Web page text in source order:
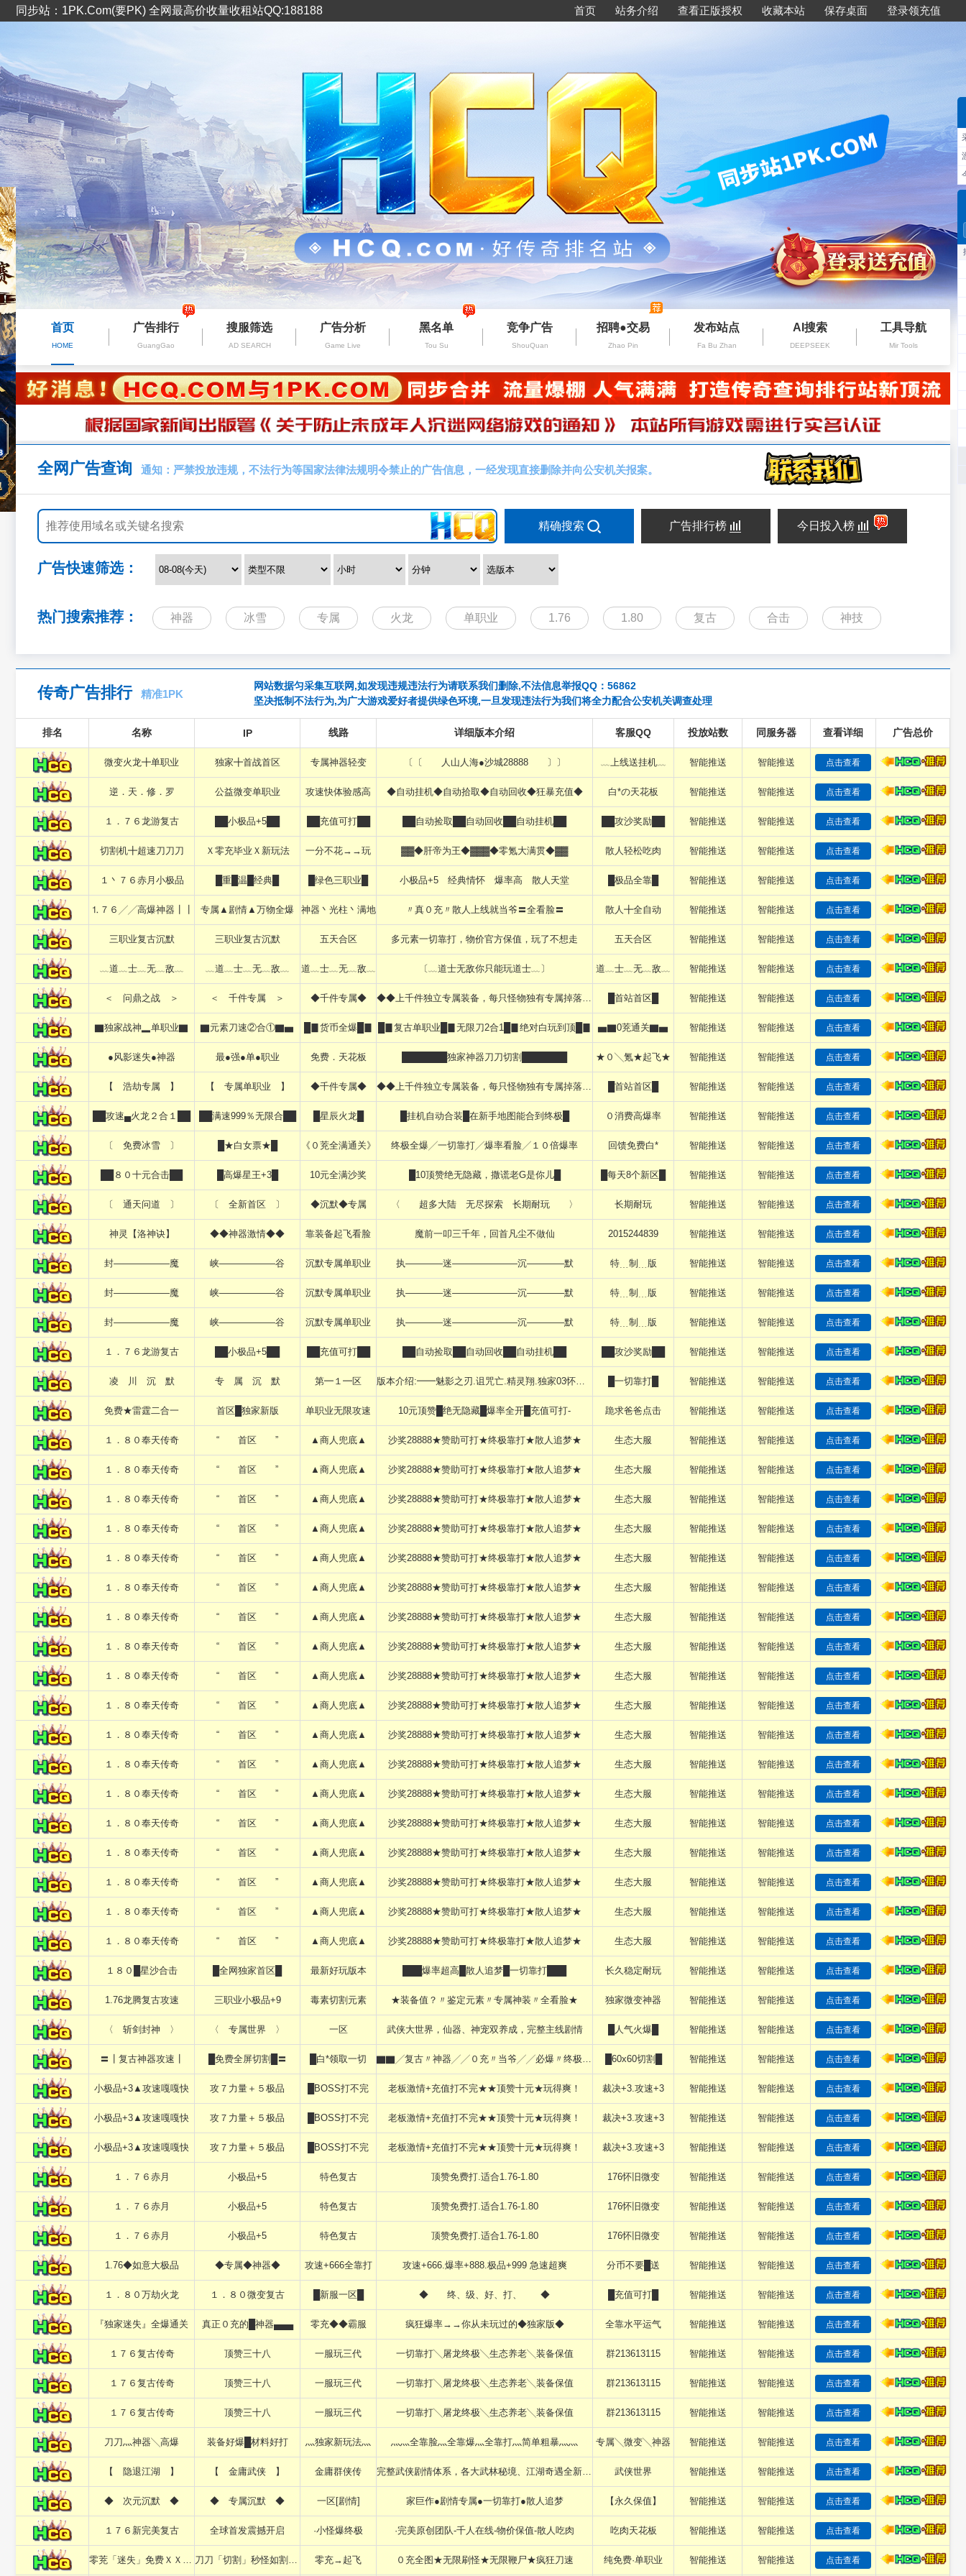
同步站：1PK.Com(要PK) 全网最高价收量收租站QQ:188188 首页 站务介绍 查看正版授权 收藏本站 保存桌面 登录领充值
首页
HOME
广告排行
GuangGao
搜服筛选
AD SEARCH
广告分析
Game Live
黑名单
Tou Su
竞争广告
ShouQuan
招聘●交易
Zhao Pin
发布站点
Fa Bu Zhan
AI搜索
DEEPSEEK
工具导航
Mir Tools
全网广告查询 通知：严禁投放违规，不法行为等国家法律法规明令禁止的广告信息，一经发现直接删除并向公安机关报案。
精确搜索 广告排行榜 今日投入榜
广告快速筛选：
热门搜索推荐： 神器 冰雪 专属 火龙 单职业 1.76 1.80 复古 合击 神技
传奇广告排行 精准1PK
网站数据匀采集互联网,如发现违规违法行为请联系我们删除,不法信息举报QQ：56862
坚决抵制不法行为,为广大游戏爱好者提供绿色环境,一旦发现违法行为我们将全力配合公安机关调查处理
排名 名称 IP 线路 详细版本介绍 客服QQ 投放站数 同服务器 查看详细 广告总价
微变火龙╋单职业 独家╋首战首区 专属神器轻变 〔〔 人山人海●沙城28888 〕〕 ﹏上线送挂机﹏ 智能推送 智能推送 点击查看
逆．天．修．罗 公益微变单职业 攻速快体验感高 ◆自动挂机◆自动拾取◆自动回收◆狂暴充值◆ 白*の天花板 智能推送 智能推送 点击查看
１．７６龙游复古 ██小极品+5██ ██充值可打██ ██自动捡取██自动回收██自动挂机██ ██攻沙奖励██ 智能推送 智能推送 点击查看
切割机╋超速刀刀刀 Ｘ零充毕业Ｘ新玩法 一分不花→→玩 ▓▓◆肝帝为王◆▓▓▓◆零氪大满贯◆▓▓ 散人轻松吃肉 智能推送 智能推送 点击查看
１丶７６赤月小极品 █重█温█经典█ █绿色三职业█ ゞ小极品+5ゞ经典情怀ゞ爆率高ゞ散人天堂ゞ █极品全靠█ 智能推送 智能推送 点击查看
⒈７６╱╱高爆神器┃┃ 专属▲剧情▲万物全爆 神器丶光柱丶满地 〃真０充〃散人上线就当爷〓全看脸〓 散人╋全自动 智能推送 智能推送 点击查看
三职业复古沉默 三职业复古沉默 五天合区 多元素一切靠打，物价官方保值，玩了不想走 五天合区 智能推送 智能推送 点击查看
﹏道﹏士﹏无﹏敌﹏ ﹏道﹏士﹏无﹏敌﹏ 道﹏士﹏无﹏敌﹏ 〔﹏道士无敌你只能玩道士﹏〕 道﹏士﹏无﹏敌﹏ 智能推送 智能推送 点击查看
＜ 问鼎之战 ＞ ＜ 千件专属 ＞ ◆千件专属◆ ◆◆上千件独立专属装备，每只怪物独有专属掉落◆◆ █首站首区█ 智能推送 智能推送 点击查看
▇独家战神▂单职业▇ ▇元素刀速②合①▇▅ █▊货币全爆█▊ █▊复古单职业█▊无限刀2合1█▊绝对白玩到顶█▊ ▅▇0茺通关▇▅ 智能推送 智能推送 点击查看
●风影迷失●神器 最●强●单●职业 免费．天花板 ███████独家神器刀刀切割███████ ★０╲氪★起飞★ 智能推送 智能推送 点击查看
【 浩劫专属 】 【 专属单职业 】 ◆千件专属◆ ◆◆上千件独立专属装备，每只怪物独有专属掉落◆◆ █首站首区█ 智能推送 智能推送 点击查看
██攻速▄火龙２合１██ ██满速999％无限合██ █星辰火龙█ █挂机自动合装█在新手地图能合到终极█ ０消费高爆率 智能推送 智能推送 点击查看
〔 免费冰雪 〕 █★白女票★█ 《０茺全满通关》 终极全爆╱一切靠打╱爆率看脸╱１０倍爆率 回馈免费白* 智能推送 智能推送 点击查看
██８０十元合击██ █高爆星王+3█ 10元全满沙奖 █10顶赞绝无隐藏，撒谎老G是你儿█ █每天8个新区█ 智能推送 智能推送 点击查看
〔 通天问道 〕 〔 全新首区 〕 ◆沉默◆专属 〈 超多大陆 无尽探索 长期耐玩 〉 长期耐玩 智能推送 智能推送 点击查看
神灵【洛神诀】 ◆◆神器激情◆◆ 靠装备起飞看脸 魔前一叩三千年，回首凡尘不做仙 2015244839 智能推送 智能推送 点击查看
封——————魔 峡——————谷 沉默专属单职业 执————迷———————沉————默 特﹍制﹍版 智能推送 智能推送 点击查看
封——————魔 峡——————谷 沉默专属单职业 执————迷———————沉————默 特﹍制﹍版 智能推送 智能推送 点击查看
封——————魔 峡——————谷 沉默专属单职业 执————迷———————沉————默 特﹍制﹍版 智能推送 智能推送 点击查看
１．７６龙游复古 ██小极品+5██ ██充值可打██ ██自动捡取██自动回收██自动挂机██ ██攻沙奖励██ 智能推送 智能推送 点击查看
凌 川 沉 默 专 属 沉 默 第━１━区 版本介绍:━━魅影之刃.诅咒亡.精灵翔.独家03怀旧━━ █一切靠打█ 智能推送 智能推送 点击查看
免费★雷霆二合一 首区█独家新版 单职业无限攻速 10元顶赞█绝无隐藏█爆率全开█充值可打- 跪求爸爸点击 智能推送 智能推送 点击查看
１．８０奉天传奇 “ 首区 ” ▲商人兜底▲ 沙奖28888★赞助可打★终极靠打★散人追梦★ 生态大服 智能推送 智能推送 点击查看
１．８０奉天传奇 “ 首区 ” ▲商人兜底▲ 沙奖28888★赞助可打★终极靠打★散人追梦★ 生态大服 智能推送 智能推送 点击查看
１．８０奉天传奇 “ 首区 ” ▲商人兜底▲ 沙奖28888★赞助可打★终极靠打★散人追梦★ 生态大服 智能推送 智能推送 点击查看
１．８０奉天传奇 “ 首区 ” ▲商人兜底▲ 沙奖28888★赞助可打★终极靠打★散人追梦★ 生态大服 智能推送 智能推送 点击查看
１．８０奉天传奇 “ 首区 ” ▲商人兜底▲ 沙奖28888★赞助可打★终极靠打★散人追梦★ 生态大服 智能推送 智能推送 点击查看
１．８０奉天传奇 “ 首区 ” ▲商人兜底▲ 沙奖28888★赞助可打★终极靠打★散人追梦★ 生态大服 智能推送 智能推送 点击查看
１．８０奉天传奇 “ 首区 ” ▲商人兜底▲ 沙奖28888★赞助可打★终极靠打★散人追梦★ 生态大服 智能推送 智能推送 点击查看
１．８０奉天传奇 “ 首区 ” ▲商人兜底▲ 沙奖28888★赞助可打★终极靠打★散人追梦★ 生态大服 智能推送 智能推送 点击查看
１．８０奉天传奇 “ 首区 ” ▲商人兜底▲ 沙奖28888★赞助可打★终极靠打★散人追梦★ 生态大服 智能推送 智能推送 点击查看
１．８０奉天传奇 “ 首区 ” ▲商人兜底▲ 沙奖28888★赞助可打★终极靠打★散人追梦★ 生态大服 智能推送 智能推送 点击查看
１．８０奉天传奇 “ 首区 ” ▲商人兜底▲ 沙奖28888★赞助可打★终极靠打★散人追梦★ 生态大服 智能推送 智能推送 点击查看
１．８０奉天传奇 “ 首区 ” ▲商人兜底▲ 沙奖28888★赞助可打★终极靠打★散人追梦★ 生态大服 智能推送 智能推送 点击查看
１．８０奉天传奇 “ 首区 ” ▲商人兜底▲ 沙奖28888★赞助可打★终极靠打★散人追梦★ 生态大服 智能推送 智能推送 点击查看
１．８０奉天传奇 “ 首区 ” ▲商人兜底▲ 沙奖28888★赞助可打★终极靠打★散人追梦★ 生态大服 智能推送 智能推送 点击查看
１．８０奉天传奇 “ 首区 ” ▲商人兜底▲ 沙奖28888★赞助可打★终极靠打★散人追梦★ 生态大服 智能推送 智能推送 点击查看
１．８０奉天传奇 “ 首区 ” ▲商人兜底▲ 沙奖28888★赞助可打★终极靠打★散人追梦★ 生态大服 智能推送 智能推送 点击查看
１．８０奉天传奇 “ 首区 ” ▲商人兜底▲ 沙奖28888★赞助可打★终极靠打★散人追梦★ 生态大服 智能推送 智能推送 点击查看
１．８０奉天传奇 “ 首区 ” ▲商人兜底▲ 沙奖28888★赞助可打★终极靠打★散人追梦★ 生态大服 智能推送 智能推送 点击查看
１８０█星沙合击 █全网独家首区█ 最新好玩版本 ███爆率超高█散人追梦█一切靠打███ 长久稳定耐玩 智能推送 智能推送 点击查看
1.76龙腾复古攻速 三职业小极品+9 毒素切割元素 ★装备值？〃鉴定元素〃专属神装〃全看脸★ 独家微变神器 智能推送 智能推送 点击查看
〈 斩剑封神 〉 〈 专属世界 〉 一区 武侠大世界，仙器、神宠双养成，完整主线剧情 █人气火爆█ 智能推送 智能推送 点击查看
〓┃复古神器攻速┃ █免费全屏切割█〓 █白*领取一切 ▇▇╱复古〃神器╱╱０充〃当爷╱╱必爆〃终极▇▇ █60x60切割█ 智能推送 智能推送 点击查看
小极品+3▲攻速嘎嘎快 攻７力量＋５极品 █BOSS打不完 老板激情+充值打不完★★顶赞十元★玩得爽！ 裁决+3.攻速+3 智能推送 智能推送 点击查看
小极品+3▲攻速嘎嘎快 攻７力量＋５极品 █BOSS打不完 老板激情+充值打不完★★顶赞十元★玩得爽！ 裁决+3.攻速+3 智能推送 智能推送 点击查看
小极品+3▲攻速嘎嘎快 攻７力量＋５极品 █BOSS打不完 老板激情+充值打不完★★顶赞十元★玩得爽！ 裁决+3.攻速+3 智能推送 智能推送 点击查看
１．７６赤月 小极品+5 特色复古 顶赞免费打.适合1.76-1.80 176怀旧微变 智能推送 智能推送 点击查看
１．７６赤月 小极品+5 特色复古 顶赞免费打.适合1.76-1.80 176怀旧微变 智能推送 智能推送 点击查看
１．７６赤月 小极品+5 特色复古 顶赞免费打.适合1.76-1.80 176怀旧微变 智能推送 智能推送 点击查看
1.76◆如意大极品 ◆专属◆神器◆ 攻速+666全靠打 攻速+666.爆率+888.极品+999 急速超爽 分币不要█送 智能推送 智能推送 点击查看
１．８０万劫火龙 １．８０微变复古 █新服一区█ ◆ 终、级、好、打、 ◆ █充值可打█ 智能推送 智能推送 点击查看
『独家迷失』全爆通关 真正０充的█神器▄▄▄ 零充◆◆霸服 疯狂爆率→→你从未玩过的◆独家版◆ 全靠水平运气 智能推送 智能推送 点击查看
１７６复古传奇 顶赞三十八 一服玩三代 一切靠打╲屠龙终极╲生态养老╲装备保值 群213613115 智能推送 智能推送 点击查看
１７６复古传奇 顶赞三十八 一服玩三代 一切靠打╲屠龙终极╲生态养老╲装备保值 群213613115 智能推送 智能推送 点击查看
１７６复古传奇 顶赞三十八 一服玩三代 一切靠打╲屠龙终极╲生态养老╲装备保值 群213613115 智能推送 智能推送 点击查看
刀刀灬神器╲高爆 装备好爆█材料好打 灬独家新玩法灬 灬灬全靠脸灬全靠爆灬全靠打灬简单粗暴灬灬 专属╲微变╲神器 智能推送 智能推送 点击查看
【 隐退江湖 】 【 金庸武侠 】 金庸群侠传 完整武侠剧情体系，各大武林秘境、江湖奇遇全新设计 武侠世界 智能推送 智能推送 点击查看
◆ 次元沉默 ◆ ◆ 专属沉默 ◆ 一区[剧情] 家巨作●剧情专属●一切靠打●散人追梦 【永久保值】 智能推送 智能推送 点击查看
１７６新完美复古 全球首发震撼开启 ·小怪爆终极 ·完美原创团队-千人在线-物价保值-散人吃肉 吃肉天花板 智能推送 智能推送 点击查看
零茺「迷失」免费ＸＸＸＸＸ 刀刀「切割」秒怪如割草ＸＸ 零充→起飞 ０充全图★无限刷怪★无限鞭尸★疯狂刀速 纯免费·单职业 智能推送 智能推送 点击查看